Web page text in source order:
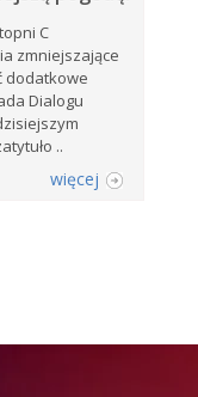
C
zmniejszające
dodatkowe
Dialogu
..
więcej